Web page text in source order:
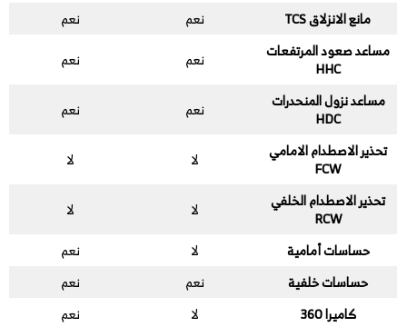
مانع الانزلاق TCS
نعم
نعم
مساعد صعود المرتفعات
HHC
نعم
نعم
مساعد نزول المنحدرات
HDC
نعم
نعم
تحذير الاصطدام الامامي
FCW
لا
لا
تحذير الاصطدام الخلفي
RCW
لا
لا
حساسات أمامية
لا
نعم
حساسات خلفية
نعم
نعم
كاميرا 360
لا
نعم